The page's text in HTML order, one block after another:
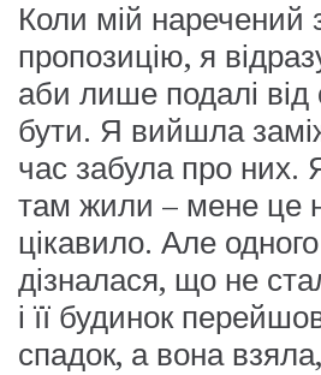
Коли мій наречений
пропозицію, я
аби лише подалі від
бути. Я вийшла
час забула про них.
там жили – мене це
цікавило. Але
дізналася, що не
і її будинок
спадок, а вона взяла,